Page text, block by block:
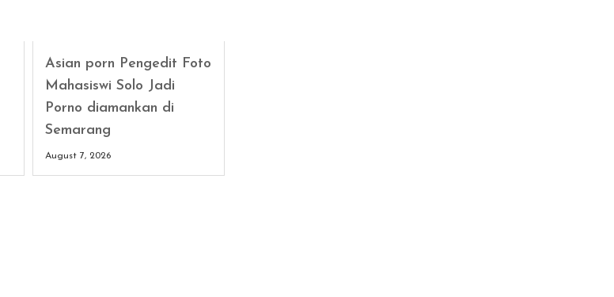
Asian porn Pengedit Foto
Mahasiswi Solo Jadi
Porno diamankan di
Semarang
August 7, 2026